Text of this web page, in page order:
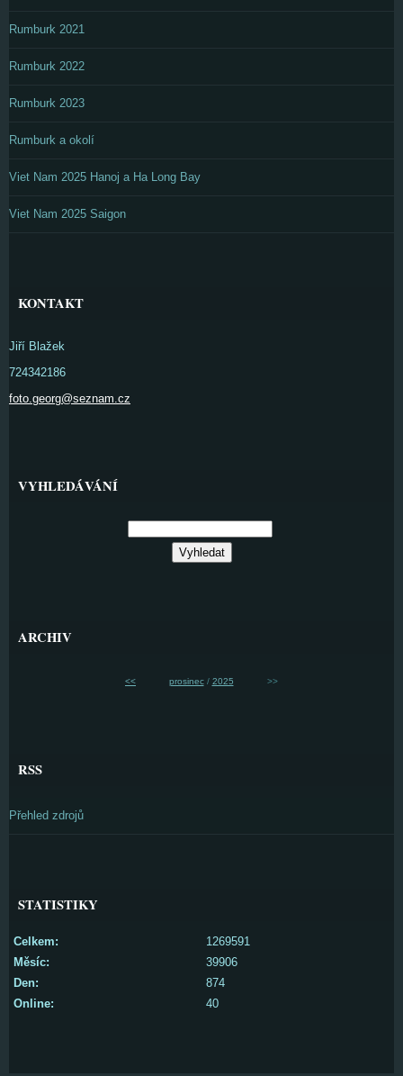
Rumburk 2021
Rumburk 2022
Rumburk 2023
Rumburk a okolí
Viet Nam 2025 Hanoj a Ha Long Bay
Viet Nam 2025 Saigon
KONTAKT
Jiří Blažek
724342186
foto.georg@seznam.cz
VYHLEDÁVÁNÍ
ARCHIV
<< prosinec/ 2025 >>
RSS
Přehled zdrojů
STATISTIKY
Online: 40
Celkem:
1269591
Měsíc:
39906
Den:
874